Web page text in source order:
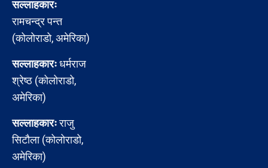
सल्लाहकारः
रामचन्द्र पन्त
(कोलोराडो, अमेरिका)
सल्लाहकारःधर्मराज
श्रेष्ठ (कोलोराडो,
अमेरिका)
सल्लाहकारःराजु
सिटौला (कोलोराडो,
अमेरिका)